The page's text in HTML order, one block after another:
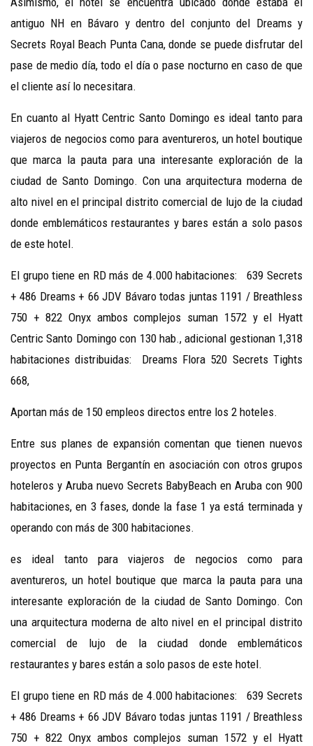
antiguo NH en Bávaro y dentro del conjunto del Dreams y
Secrets Royal Beach Punta Cana, donde se puede disfrutar del
pase de medio día, todo el día o pase nocturno en caso de que
el cliente así lo necesitara.
En cuanto al Hyatt Centric Santo Domingo es ideal tanto para
viajeros de negocios como para aventureros, un hotel boutique
que marca la pauta para una interesante exploración de la
ciudad de Santo Domingo. Con una arquitectura moderna de
alto nivel en el principal distrito comercial de lujo de la ciudad
donde emblemáticos restaurantes y bares están a solo pasos
de este hotel.
El grupo tiene en RD más de 4.000 habitaciones: 639 Secrets
+ 486 Dreams + 66 JDV Bávaro todas juntas 1191 / Breathless
750 + 822 Onyx ambos complejos suman 1572 y el Hyatt
Centric Santo Domingo con 130 hab., adicional gestionan 1,318
habitaciones distribuidas: Dreams Flora 520 Secrets Tights
668,
Aportan más de 150 empleos directos entre los 2 hoteles.
Entre sus planes de expansión comentan que tienen nuevos
proyectos en Punta Bergantín en asociación con otros grupos
hoteleros y Aruba nuevo Secrets BabyBeach en Aruba con 900
habitaciones, en 3 fases, donde la fase 1 ya está terminada y
operando con más de 300 habitaciones.
es ideal tanto para viajeros de negocios como para
aventureros, un hotel boutique que marca la pauta para una
interesante exploración de la ciudad de Santo Domingo. Con
una arquitectura moderna de alto nivel en el principal distrito
comercial de lujo de la ciudad donde emblemáticos
restaurantes y bares están a solo pasos de este hotel.
El grupo tiene en RD más de 4.000 habitaciones: 639 Secrets
+ 486 Dreams + 66 JDV Bávaro todas juntas 1191 / Breathless
750 + 822 Onyx ambos complejos suman 1572 y el Hyatt